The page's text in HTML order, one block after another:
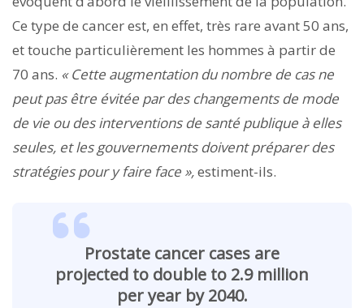
Ce type de cancer est, en effet, très rare avant 50 ans,
et touche particulièrement les hommes à partir de
70 ans. « Cette augmentation du nombre de cas ne
peut pas être évitée par des changements de mode
de vie ou des interventions de santé publique à elles
seules, et les gouvernements doivent préparer des
stratégies pour y faire face »,estiment-ils.
Prostate cancer cases are
projected to double to 2.9 million
per year by 2040.